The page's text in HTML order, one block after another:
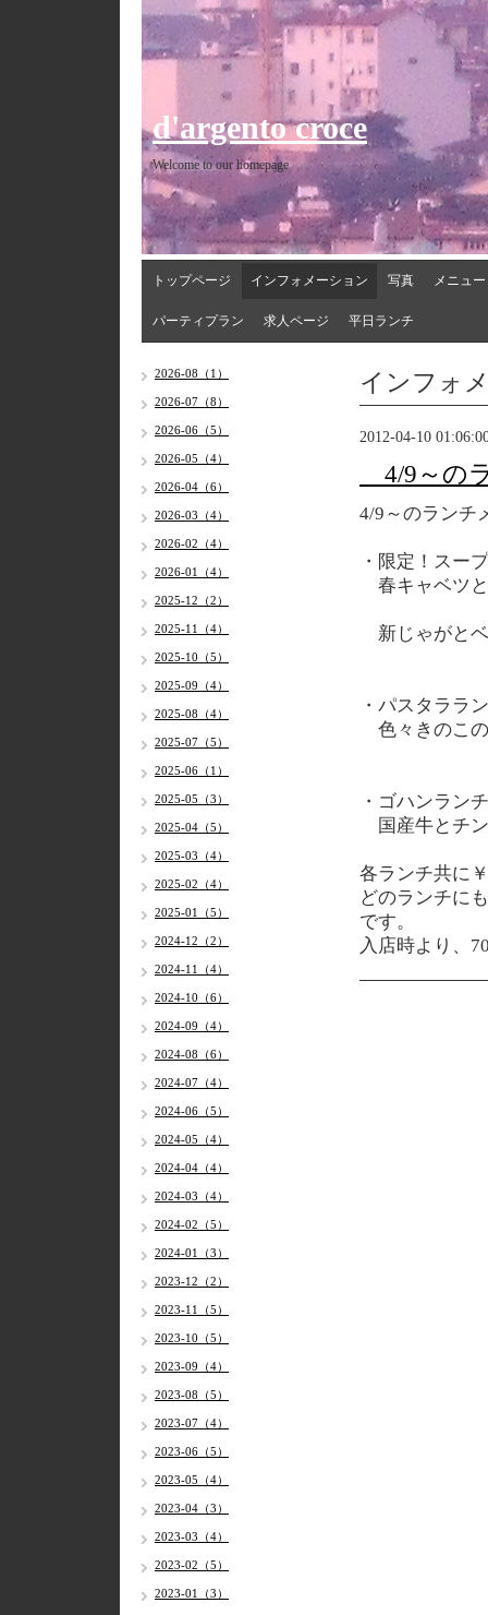
d'argento croce
Welcome to our homepage
トップページ インフォメーション 写真 メニュー
パーティプラン 求人ページ 平日ランチ
インフォ
2012-04-10
4/9～の
4/9～のランチ
・限定！スー
春キャベツ
新じゃがと
・パスタララ
色々きのこ
・ゴハンランチ
国産牛とチ
各ランチ共に
どのランチに
です。
入店時より、
2026-08（1）
2026-07（8）
2026-06（5）
2026-05（4）
2026-04（6）
2026-03（4）
2026-02（4）
2026-01（4）
2025-12（2）
2025-11（4）
2025-10（5）
2025-09（4）
2025-08（4）
2025-07（5）
2025-06（1）
2025-05（3）
2025-04（5）
2025-03（4）
2025-02（4）
2025-01（5）
2024-12（2）
2024-11（4）
2024-10（6）
2024-09（4）
2024-08（6）
2024-07（4）
2024-06（5）
2024-05（4）
2024-04（4）
2024-03（4）
2024-02（5）
2024-01（3）
2023-12（2）
2023-11（5）
2023-10（5）
2023-09（4）
2023-08（5）
2023-07（4）
2023-06（5）
2023-05（4）
2023-04（3）
2023-03（4）
2023-02（5）
2023-01（3）